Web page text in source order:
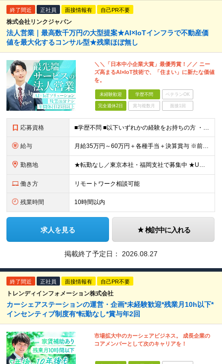
終了間近 正社員 面接情報有 自己PR不要
株式会社リンクジャパン
法人営業｜最高数千万円の大型提案★AI×IoTインフラで不動産価
値を最大化するコンサル型★残業ほぼ無し
＼＼「日本中小企業大賞」最優秀賞！／／ ニー
ズ高まるAI×IoT技術で、「住まい」に新たな価値
を。
未経験歓迎 学歴不問 ベテランOK
完全週休2日 賞与複数月 面接1回
応募資格 ■学歴不問 ■以下いずれかの経験をお持ちの方 ・法人営業経験がある方(最低1年以上) ・不動産業界経験がある方（業界経験があれば、営業未経験でもOK） ～このような方にオススメです～ ◎最新技術や新
給与 月給35万円～60万円＋各種手当＋決算賞与 ※前職給与や経験・スキルを考慮の上、決定いたします。 ※3ヶ月の試用期間あり（期間中は契約社員雇用、給与等条件の変動なし）。 ※年齢や入社年数に関係なく、
勤務地 ★転勤なし／東京本社・福岡支社で募集中 ★U・Iターン歓迎 ▼東京本社 東京都港区芝浦2-17-12 第四田町ビル2F/3F ▼福岡支店 福岡県福岡市博多区博多駅東2-9-5 池松ビル3F/4F
働き方 リモートワーク相談可能
残業時間 10時間以内
求人を見る 検討中に入れる
掲載終了予定日： 2026.08.27
終了間近 正社員 面接情報有 自己PR不要
トレンディインフォメーション株式会社
カーシェアステーションの運営・企画*未経験歓迎*残業月10h以下*
インセンティブ制度有*転勤なし*賞与年2回
市場拡大中のカーシェアビジネス。 成長企業の
コアメンバーとして次のキャリアを！